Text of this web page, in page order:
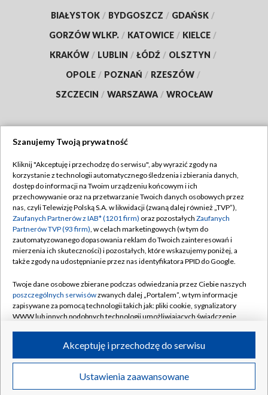
BIAŁYSTOK / BYDGOSZCZ / GDAŃSK /
GORZÓW WLKP. / KATOWICE / KIELCE /
KRAKÓW / LUBLIN / ŁÓDŹ / OLSZTYN /
OPOLE / POZNAŃ / RZESZÓW /
SZCZECIN / WARSZAWA / WROCŁAW
TVP
Abonament TVP
Emisja w TVP
Centrum informacji TVP
Naziemna Telewizja Cyfrowa
Rada Programowa
System NOS
Informacje o nadawcy
Program dla prasy
Ogłoszenie przetargowe
Regulamin TVP
Polityka prywatności
Moje zgody
Pomoc
Kontakt
Kanały
©2026 Telewizja Polska S.A. w likwidacji
Szanujemy Twoją prywatność
Kliknij "Akceptuję i przechodzę do serwisu", aby wyrazić zgody na
korzystanie z technologii automatycznego śledzenia i zbierania danych,
dostęp do informacji na Twoim urządzeniu końcowym i ich
przechowywanie oraz na przetwarzanie Twoich danych osobowych przez
nas, czyli Telewizję Polską S.A. w likwidacji (zwaną dalej również „TVP”),
Zaufanych Partnerów z IAB* (1201 firm) oraz pozostałych Zaufanych
Partnerów TVP (93 firm), w celach marketingowych (w tym do
zautomatyzowanego dopasowania reklam do Twoich zainteresowań i
mierzenia ich skuteczności) i pozostałych, które wskazujemy poniżej, a
także zgody na udostępnianie przez nas identyfikatora PPID do Google.
Twoje dane osobowe zbierane podczas odwiedzania przez Ciebie naszych
poszczególnych serwisówzwanych dalej „Portalem”, w tym informacje
zapisywane za pomocą technologii takich jak: pliki cookie, sygnalizatory
WWW lub innych podobnych technologii umożliwiających świadczenie
ruchu w Internecie.
Twoje dane osobowe zbierane podczas odwiedzania przez Ciebie
poszczególnych serwisówna Portalu, takie jak adresy IP, identyfikatory
Ustawienia zaawansowane
Akceptuję i przechodzę do serwisu